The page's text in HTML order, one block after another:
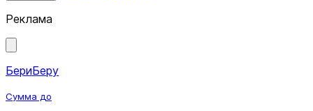
Реклама
БериБеру
Сумма до